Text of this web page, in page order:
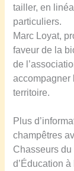
tailler, en
particuliers.
Marc Loyat,
faveur de la
de
accompagner
territoire.
Plus
champêtres
Chasseurs
d’Éducation